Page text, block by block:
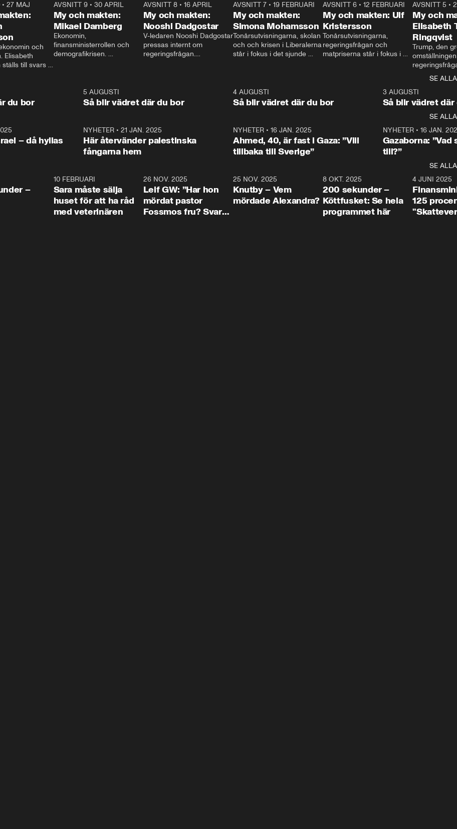
•27 MAJ
och
Elisabeth
ställs till svars
AVSNITT 9• 30 APRIL
My och makten:
Mikael Damberg
Ekonomin,
finansministerrollen och
demografikrisen.
och Makten.
AVSNITT 8• 16 APRIL
My och makten:
Nooshi Dadgostar
V-ledaren Nooshi Dadgostar
pressas internt om
regeringsfrågan.
– Vi ställer upp i val. Ska vi
vara med så sitter vi förstås
24:30
AVSNITT 7• 19 FEBRUARI
My och makten:
Simona Mohamsson
Tonårsutvisningarna, skolan
och och krisen i Liberalerna
står i fokus i det sjunde
kommentator My
Rohwedder ställer
utbildnings- och
Mohamsson till svars.
27:30
AVSNITT 6 •12 FEBRUARI
My och makten: Ulf
Kristersson
Tonårsutvisningarna,
regeringsfrågan och
matpriserna står i fokus i
Rohwedder ställer
statsminister Ulf Kristersson
AVSNITT 5 •
My och
Elisabeth
Ringqvist
Trump, den
centrum i
avsnittet av
Makten”. Se
Aftonbladets
Rohwedder
Thand Ring
SE ALLA
1:06
du bor
5 AUGUSTI
Så blir vädret där du bor
4 AUGUSTI
Så blir vädret där du bor
3 AUGUSTI
Så blir vädret där
SE ALLA
– då hyllas
NYHETER •21 JAN. 2025
Här återvänder palestinska
fångarna hem
NYHETER• 16 JAN. 2025
Ahmed, 40, är fast i Gaza: ”Vill
tillbaka till Sverige”
NYHETER• 16 JAN.
Gazaborna:
till?”
SE ALLA
–
10 FEBRUARI
Sara måste sälja
huset för att ha råd
med veterinären
26 NOV. 2025
Leif GW: ”Har hon
mördat pastor
Fossmos fru? Svar
31:05
25 NOV. 2025
Knutby – Vem
mördade Alexandra?
4:29
8 OKT. 2025
200 sekunder –
Köttfusket: Se hela
programmet här
4 JUNI 2025
125